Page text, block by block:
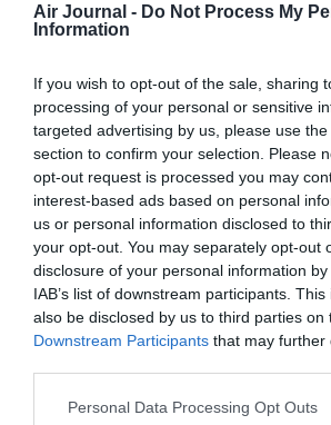
Air Journal - Do Not Process My
Information
If you wish to opt-out of the sale, sharing
processing of your personal or sensitive
targeted advertising by us, please use
section to confirm your selection. Please
opt-out request is processed you may
interest-based ads based on personal
us or personal information disclosed to
your opt-out. You may separately opt-out
disclosure of your personal information
IAB’s list of downstream participants.
also be disclosed by us to third parties on
Downstream Participants that may further
Personal Data Processing Opt Outs
Soutenez Air Journal
développement !
NOUS SOUTENIR
DERNIERS